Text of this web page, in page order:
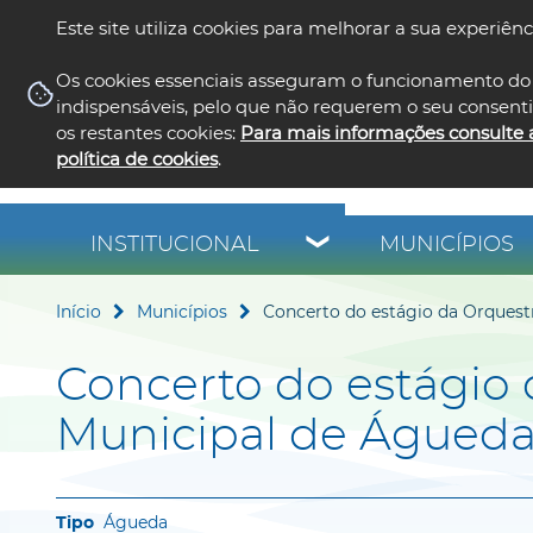
Este site utiliza cookies para melhorar a sua
Os cookies essenciais asseguram o funcionamento do
indispensáveis, pelo que não requerem o seu
os restantes cookies: Para mais informações consulte
política de cookies.
INSTITUCIONAL MUNICÍPIOS
Início Municípios Concerto do estágio da
Concerto do estágio
Municipal de
Águeda